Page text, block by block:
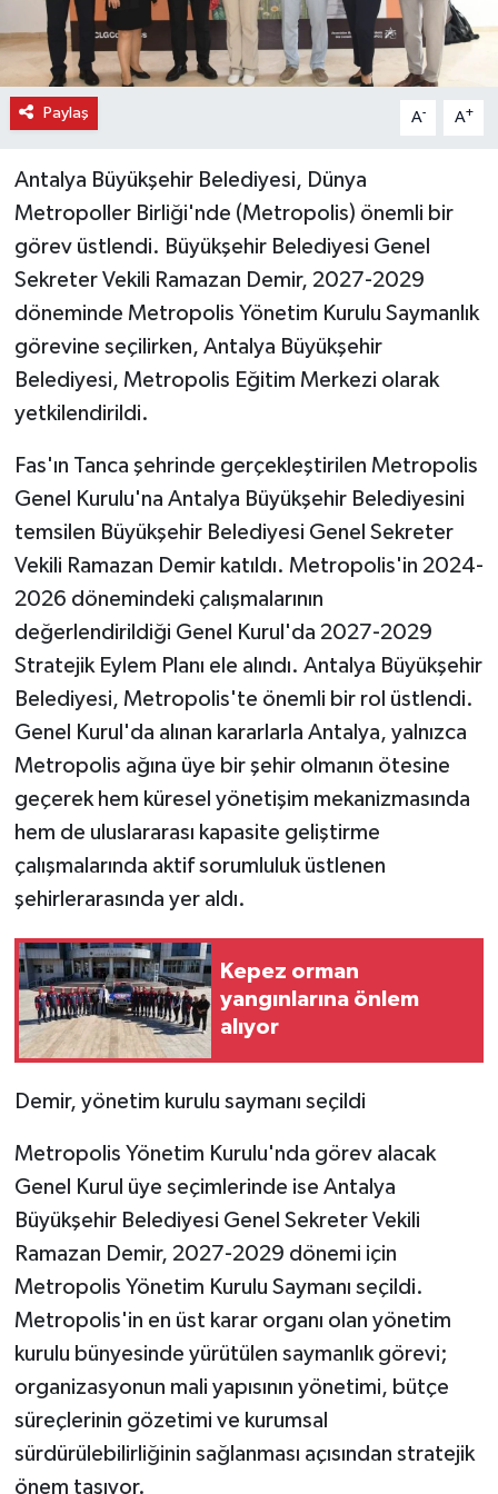
Paylaş A- A+
Antalya Büyükşehir Belediyesi, Dünya
Metropoller Birliği'nde (Metropolis) önemli bir
görev üstlendi. Büyükşehir Belediyesi Genel
Sekreter Vekili Ramazan Demir, 2027-2029
döneminde Metropolis Yönetim Kurulu Saymanlık
görevine seçilirken, Antalya Büyükşehir
Belediyesi, Metropolis Eğitim Merkezi olarak
yetkilendirildi.
Fas'ın Tanca şehrinde gerçekleştirilen Metropolis
Genel Kurulu'na Antalya Büyükşehir Belediyesini
temsilen Büyükşehir Belediyesi Genel Sekreter
Vekili Ramazan Demir katıldı. Metropolis'in 2024-
2026 dönemindeki çalışmalarının
değerlendirildiği Genel Kurul'da 2027-2029
Stratejik Eylem Planı ele alındı. Antalya Büyükşehir
Belediyesi, Metropolis'te önemli bir rol üstlendi.
Genel Kurul'da alınan kararlarla Antalya, yalnızca
Metropolis ağına üye bir şehir olmanın ötesine
geçerek hem küresel yönetişim mekanizmasında
hem de uluslararası kapasite geliştirme
çalışmalarında aktif sorumluluk üstlenen
şehirlerarasında yer aldı.
Kepez orman
yangınlarına önlem
alıyor
Demir, yönetim kurulu saymanı seçildi
Metropolis Yönetim Kurulu'nda görev alacak
Genel Kurul üye seçimlerinde ise Antalya
Büyükşehir Belediyesi Genel Sekreter Vekili
Ramazan Demir, 2027-2029 dönemi için
Metropolis Yönetim Kurulu Saymanı seçildi.
Metropolis'in en üst karar organı olan yönetim
kurulu bünyesinde yürütülen saymanlık görevi;
organizasyonun mali yapısının yönetimi, bütçe
süreçlerinin gözetimi ve kurumsal
sürdürülebilirliğinin sağlanması açısından stratejik
önem taşıyor.